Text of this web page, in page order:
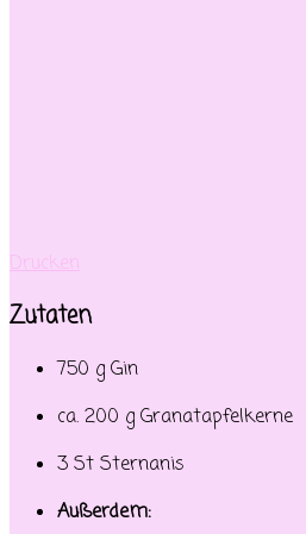
Drucken
Zutaten
750 g Gin
ca. 200 g Granatapfelkerne
3 St Sternanis
Außerdem: